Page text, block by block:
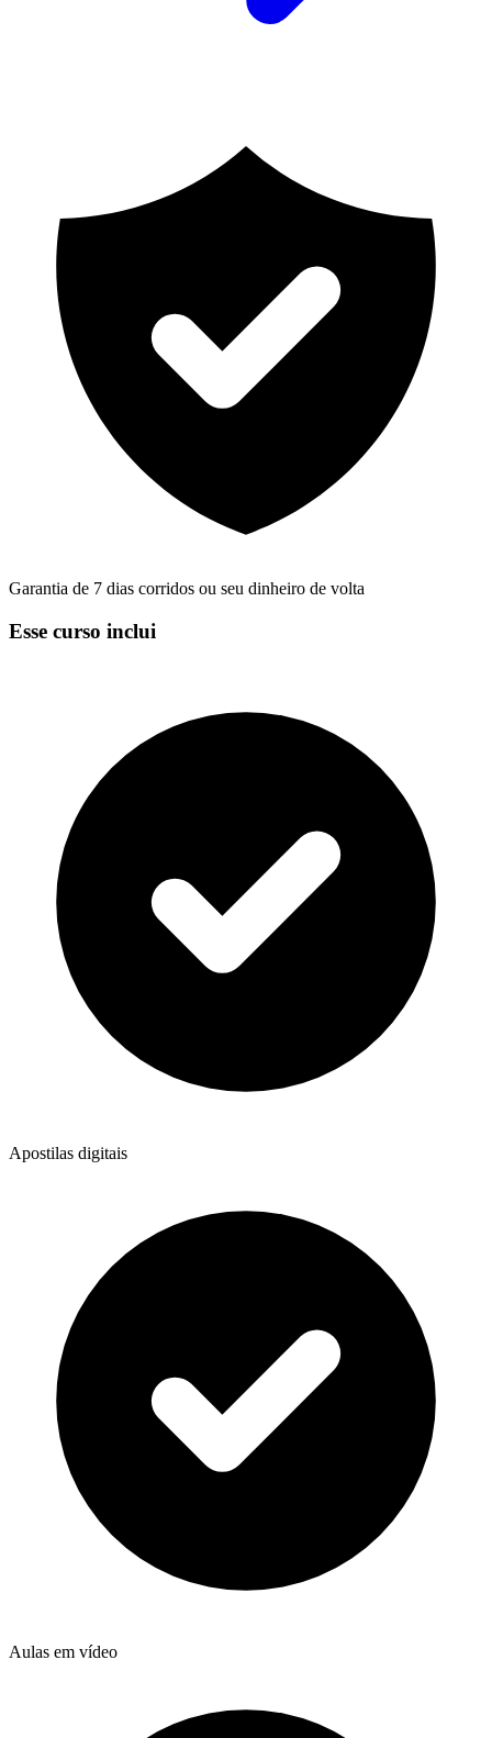
Garantia de 7 dias corridos ou seu dinheiro de volta
Esse curso inclui
Apostilas digitais
Aulas em vídeo